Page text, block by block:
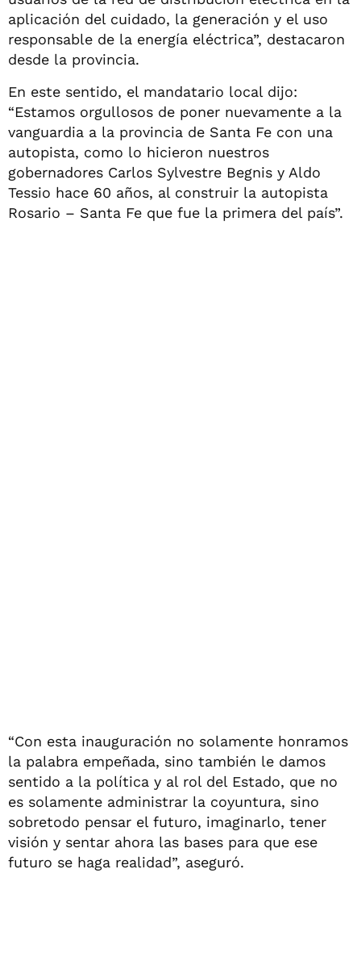
aplicación del cuidado, la generación y el uso
responsable de la energía eléctrica”, destacaron
desde la provincia.
En este sentido, el mandatario local dijo:
“Estamos orgullosos de poner nuevamente a la
vanguardia a la provincia de Santa Fe con una
autopista, como lo hicieron nuestros
gobernadores Carlos Sylvestre Begnis y Aldo
Tessio hace 60 años, al construir la autopista
Rosario – Santa Fe que fue la primera del país”.
“Con esta inauguración no solamente honramos
la palabra empeñada, sino también le damos
sentido a la política y al rol del Estado, que no
es solamente administrar la coyuntura, sino
sobretodo pensar el futuro, imaginarlo, tener
visión y sentar ahora las bases para que ese
futuro se haga realidad”, aseguró.